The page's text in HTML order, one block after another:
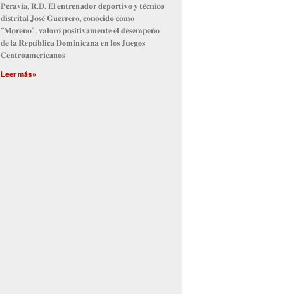
𝐏𝐞𝐫𝐚𝐯𝐢𝐚, 𝐑.𝐃. 𝐄𝐥 𝐞𝐧𝐭𝐫𝐞𝐧𝐚𝐝𝐨𝐫 𝐝𝐞𝐩𝐨𝐫𝐭𝐢𝐯𝐨 𝐲 𝐭𝐞́𝐜𝐧𝐢𝐜𝐨
𝐝𝐢𝐬𝐭𝐫𝐢𝐭𝐚𝐥 𝐉𝐨𝐬𝐞́ 𝐆𝐮𝐞𝐫𝐫𝐞𝐫𝐨, 𝐜𝐨𝐧𝐨𝐜𝐢𝐝𝐨 𝐜𝐨𝐦𝐨
“𝐌𝐨𝐫𝐞𝐧𝐨”, 𝐯𝐚𝐥𝐨𝐫𝐨́ 𝐩𝐨𝐬𝐢𝐭𝐢𝐯𝐚𝐦𝐞𝐧𝐭𝐞 𝐞𝐥 𝐝𝐞𝐬𝐞𝐦𝐩𝐞𝐧̃𝐨
𝐝𝐞 𝐥𝐚 𝐑𝐞𝐩𝐮́𝐛𝐥𝐢𝐜𝐚 𝐃𝐨𝐦𝐢𝐧𝐢𝐜𝐚𝐧𝐚 𝐞𝐧 𝐥𝐨𝐬 𝐉𝐮𝐞𝐠𝐨𝐬
𝐂𝐞𝐧𝐭𝐫𝐨𝐚𝐦𝐞𝐫𝐢𝐜𝐚𝐧𝐨𝐬
Leer más »